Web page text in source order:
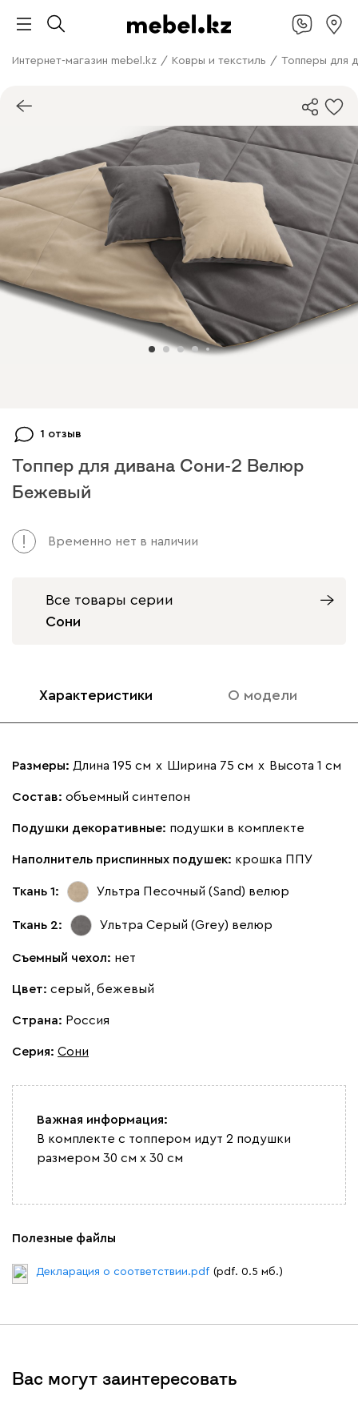
Интернет-магазин mebel.kz / Ковры и текстиль / Топперы для
1 отзыв
Топпер для дивана Сони-2 Велюр
Бежевый
Временно нет в наличии
Все товары серии
Сони
Характеристики О модели
Размеры: Длина 195 см х Ширина 75 см х Высота 1 см
Состав: объемный синтепон
Подушки декоративные: подушки в комплекте
Наполнитель приспинных подушек: крошка ППУ
Ткань 1: Ультра Песочный (Sand) велюр
Ткань 2: Ультра Серый (Grey) велюр
Съемный чехол: нет
Цвет: серый, бежевый
Страна: Россия
Серия: Сони
Важная информация:
В комплекте с топпером идут 2 подушки
размером 30 см x 30 см
Полезные файлы
Декларация о соответствии.pdf (pdf. 0.5 мб.)
Вас могут заинтересовать